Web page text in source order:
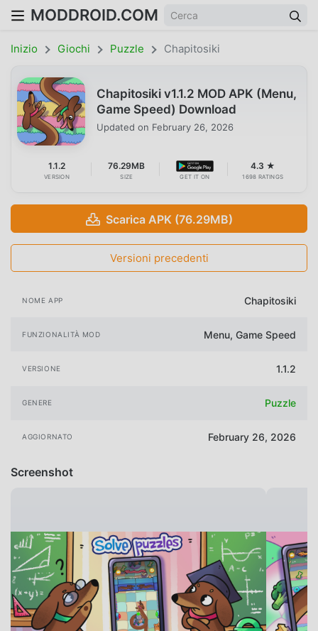
MODDROID.COM
Inizio Giochi Puzzle Chapitosiki
Chapitosiki v1.1.2 MOD APK (Menu,
Game Speed) Download
Updated on February 26, 2026
1.1.2
VERSION
76.29MB
SIZE GET IT ON
4.3 ★
1698 RATINGS
Scarica APK (76.29MB)
Versioni precedenti
NOME APP Chapitosiki
FUNZIONALITÀ MOD Menu, Game Speed
VERSIONE 1.1.2
GENERE Puzzle
AGGIORNATO February 26, 2026
Screenshot